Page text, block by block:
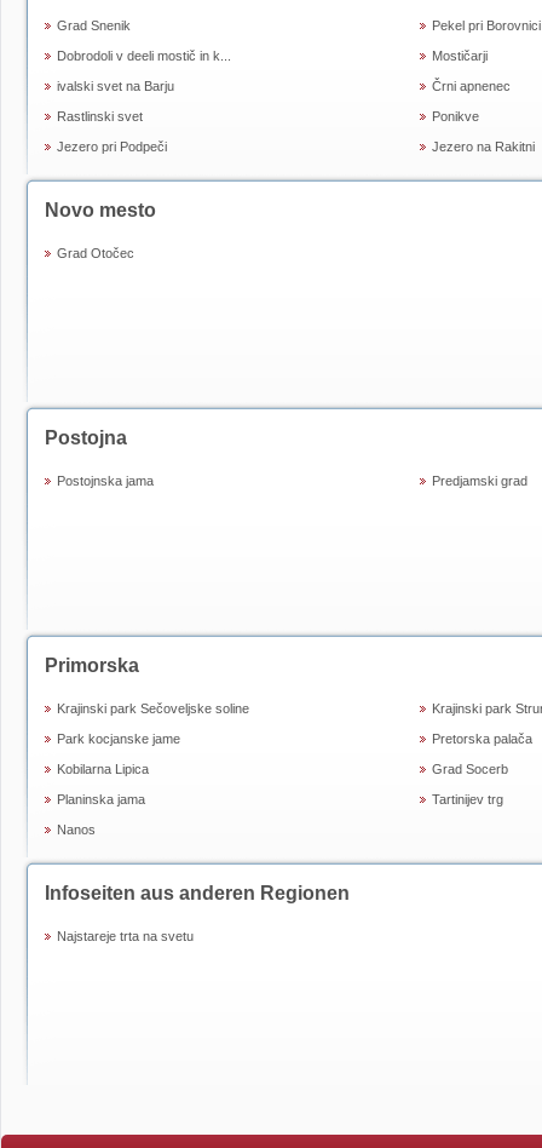
Grad Snenik Pekel pri Borovnici
Dobrodoli v deeli mostič in k... Mostičarji
ivalski svet na Barju Črni apnenec
Rastlinski svet Ponikve
Jezero pri Podpeči Jezero na Rakitni
Novo mesto
Grad Otočec
Postojna
Postojnska jama Predjamski grad
Primorska
Krajinski park Sečoveljske soline Krajinski park
Park kocjanske jame Pretorska palača
Kobilarna Lipica Grad Socerb
Planinska jama Tartinijev trg
Nanos
Infoseiten aus anderen Regionen
Najstareje trta na svetu